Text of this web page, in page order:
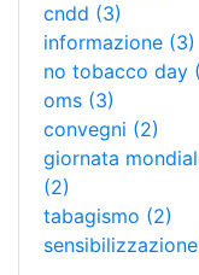
cndd (3)
informazione (3)
no tobacco day
oms (3)
convegni (2)
giornata
(2)
tabagismo (2)
sensibilizzazione